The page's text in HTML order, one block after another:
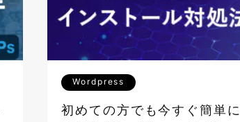
Wordpress
初めての方でも今すぐ簡単に